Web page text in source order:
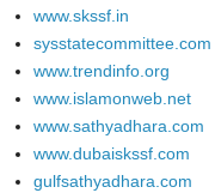
www.skssf.in
sysstatecommittee.com
www.trendinfo.org
www.islamonweb.net
www.sathyadhara.com
www.dubaiskssf.com
gulfsathyadhara.com